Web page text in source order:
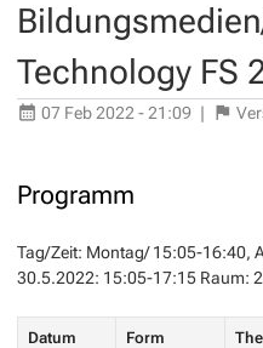
Technology FS
07 Feb 2022 - 21:09 |
Programm
Tag/Zeit: Montag/ 15:05-16:40,
30.5.2022: 15:05-17:15 Raum:
Datum Form